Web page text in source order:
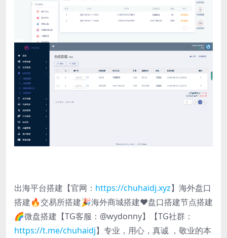
出海平台搭建【官网： https://chuhaidj.xyz】海外盘口
搭建🔥交易所搭建🎉海外商城搭建❤️盘口搭建节点搭建
🌈微盘搭建【TG客服：@wydonny】【TG社群：
https://t.me/chuhaidj】专业，用心，真诚 ，敬业的本